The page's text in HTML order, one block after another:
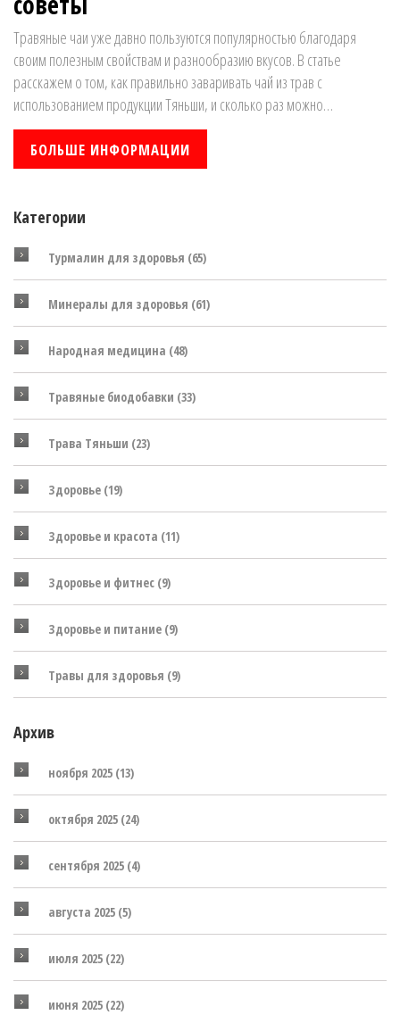
Травяные чаи уже давно пользуются популярностью благодаря
своим полезным свойствам и разнообразию вкусов. В статье
расскажем о том, как правильно заваривать чай из трав с
использованием продукции Тяньши, и сколько раз можно
использовать одну заварку. Разберем основные принципы
заваривания таких напоев, поделимся полезными советами и
интересными фактами о травяных чаях, чтобы максимизировать их
повторно заваривать любимый чай без потери его качеств.
БОЛЬШЕ ИНФОРМАЦИИ
Категории
Турмалин для здоровья (65)
Минералы для здоровья (61)
Народная медицина (48)
Травяные биодобавки (33)
Трава Тяньши (23)
Здоровье (19)
Здоровье и красота (11)
Здоровье и фитнес (9)
Здоровье и питание (9)
Травы для здоровья (9)
Архив
ноября 2025 (13)
октября 2025 (24)
сентября 2025 (4)
августа 2025 (5)
июля 2025 (22)
июня 2025 (22)